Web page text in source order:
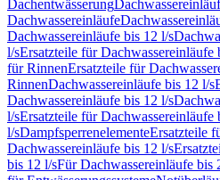
Dachentwässerung
Dachwassereinläufe
Dachwassereinläufe bis 12 l/s
l/sErsatzteile für Dachwassereinläufe
für RinnenErsatzteile für
RinnenDachwassereinläufe bis 12 l/s
Dachwassereinläufe bis 12 l/s
l/sErsatzteile für Dachwassereinläufe
l/sDampfsperrenelementeErsatzteile
Dachwassereinläufe bis 12 l/s
bis 12 l/sFür Dachwassereinläufe bis